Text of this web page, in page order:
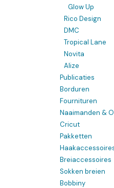
Glow Up
Rico Design
DMC
Tropical Lane
Novita
Alize
Publicaties
Borduren
Fournituren
Naaimanden &
Cricut
Pakketten
Breiaccessoires
Sokken breien
Bobbiny